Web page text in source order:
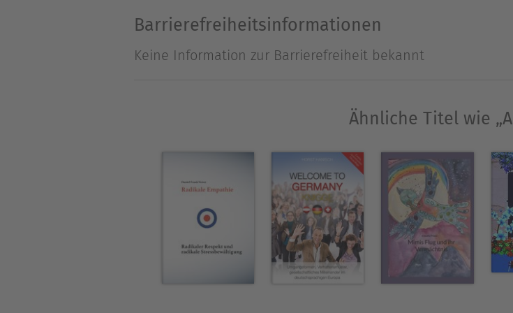
wunscherfüllenden Träume zu erreichen. Werden Acoma-
deiner Erdenreise. Eine Geschichte für kleine und große
Irene Bonaldo erzählt in ihrem ersten Kinderbuch ACOMA-
Bewohnern neu erfindet. Sie ist im Bereich Human
als Talent Coach. Die freischaffende Künstlerin stellt seit
Mehr über Irene Bonaldo auf www.art-of-irina.ch
Ausblenden
Barrierefreiheitsinformationen
Keine Information zur Barrierefreiheit bekannt
Ähnliche Titel wie